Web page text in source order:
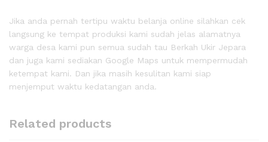
Jika anda pernah tertipu waktu belanja online silahkan cek
langsung ke tempat produksi kami sudah jelas alamatnya
warga desa kami pun semua sudah tau Berkah Ukir Jepara
dan juga kami sediakan Google Maps untuk mempermudah
ketempat kami. Dan jika masih kesulitan kami siap
menjemput waktu kedatangan anda.
Related products